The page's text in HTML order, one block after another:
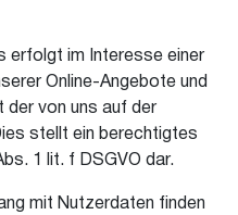
erfolgt im Interesse einer
Online-Angebote und
der von uns auf der
stellt ein berechtigtes
1 lit. f DSGVO dar.
mit Nutzerdaten finden